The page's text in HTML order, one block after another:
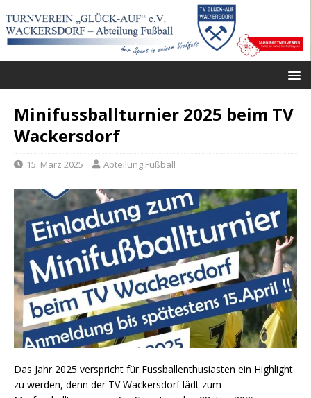
Minifussballturnier 2025 beim TV
Wackersdorf
15. März 2025 Abteilung Fußball
Das Jahr 2025 verspricht für Fussballenthusiasten ein Highlight
zu werden, denn der TV Wackersdorf lädt zum